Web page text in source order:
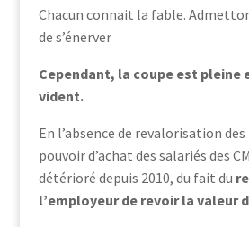
Chacun connait la fable.
de s’énerver
Cependant, la coupe est pleine
vident.
En l’absence de revalorisation
pouvoir d’achat des salariés des
détérioré depuis 2010, du fait du
l’employeur de revoir la valeur